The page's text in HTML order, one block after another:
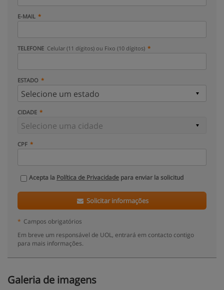
E-MAIL
TELEFONE Celular (11 dígitos) ou Fixo (10 dígitos)
ESTADO
CIDADE
CPF
Acepta la Política de Privacidade para enviar la solicitud
Solicitar informações
* Campos obrigatórios
Em breve um responsável de UOL, entrará em contacto contigo
para mais informações.
Galeria de imagens